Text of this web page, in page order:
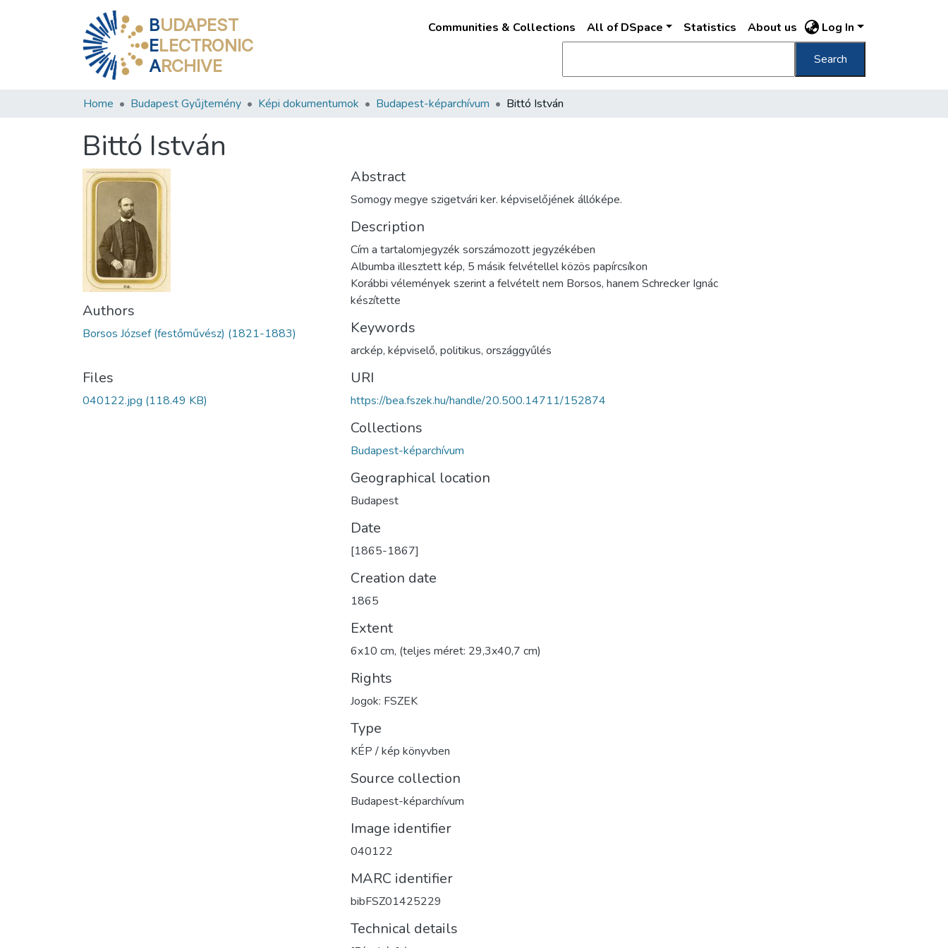
BUDAPEST
ELECTRONIC
ARCHIVE
Communities & Collections All of DSpace Statistics About us Log In
Search
Home Budapest Gyűjtemény Képi dokumentumok Budapest-képarchívum Bittó István
Bittó István
Authors
Borsos József (festőművész) (1821-1883)
Files
040122.jpg (118.49 KB)
Abstract
Somogy megye szigetvári ker. képviselőjének állóképe.
Description
Cím a tartalomjegyzék sorszámozott jegyzékében
Albumba illesztett kép, 5 másik felvétellel közös papírcsíkon
Korábbi vélemények szerint a felvételt nem Borsos, hanem Schrecker Ignác
készítette
Keywords
arckép, képviselő, politikus, országgyűlés
URI
https://bea.fszek.hu/handle/20.500.14711/152874
Collections
Budapest-képarchívum
Geographical location
Budapest
Date
[1865-1867]
Creation date
1865
Extent
6x10 cm, (teljes méret: 29,3x40,7 cm)
Rights
Jogok: FSZEK
Type
KÉP / kép könyvben
Source collection
Budapest-képarchívum
Image identifier
040122
MARC identifier
bibFSZ01425229
Technical details